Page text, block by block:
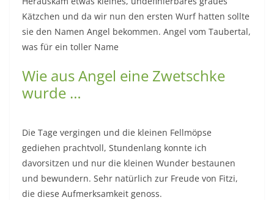
Kätzchen und da wir nun den ersten Wurf hatten sollte
sie den Namen Angel bekommen. Angel vom Taubertal,
was für ein toller Name
Wie aus Angel eine Zwetschke
wurde …
Die Tage vergingen und die kleinen Fellmöpse
gediehen prachtvoll, Stundenlang konnte ich
davorsitzen und nur die kleinen Wunder bestaunen
und bewundern. Sehr natürlich zur Freude von Fitzi,
die diese Aufmerksamkeit genoss.